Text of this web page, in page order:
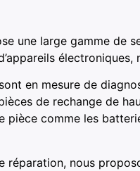
une large gamme de
en mesure de
de rechange de
pièce comme les
réparation, nous